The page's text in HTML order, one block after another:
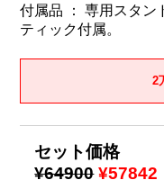
付属品 ： 専用スタン
ティック付属。
2
セット価格
¥64900 ¥57842